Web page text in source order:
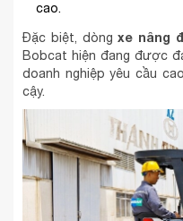
cao.
Đặc biệt, dòngxe nâng
Bobcat hiện đang được
doanh nghiệp yêu cầu
cậy.